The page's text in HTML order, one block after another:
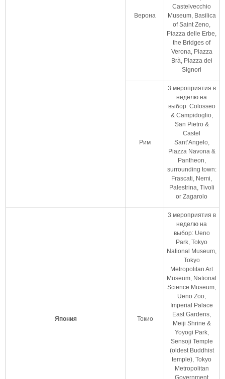
Верона
Castelvecchio
Museum, Basilica
of Saint Zeno,
Piazza delle Erbe,
the Bridges of
Verona, Piazza
Brà, Piazza dei
Signori
Рим
3 мероприятия в
неделю на
выбор: Colosseo
& Campidoglio,
San Pietro &
Castel
Sant’Angelo,
Piazza Navona &
Pantheon,
surrounding town:
Frascati, Nemi,
Palestrina, Tivoli
or Zagarolo
Япония Токио
3 мероприятия в
неделю на
выбор: Ueno
Park, Tokyo
National Museum,
Tokyo
Metropolitan Art
Museum, National
Science Museum,
Ueno Zoo,
Imperial Palace
East Gardens,
Meiji Shrine &
Yoyogi Park,
Sensoji Temple
(oldest Buddhist
temple), Tokyo
Metropolitan
Government